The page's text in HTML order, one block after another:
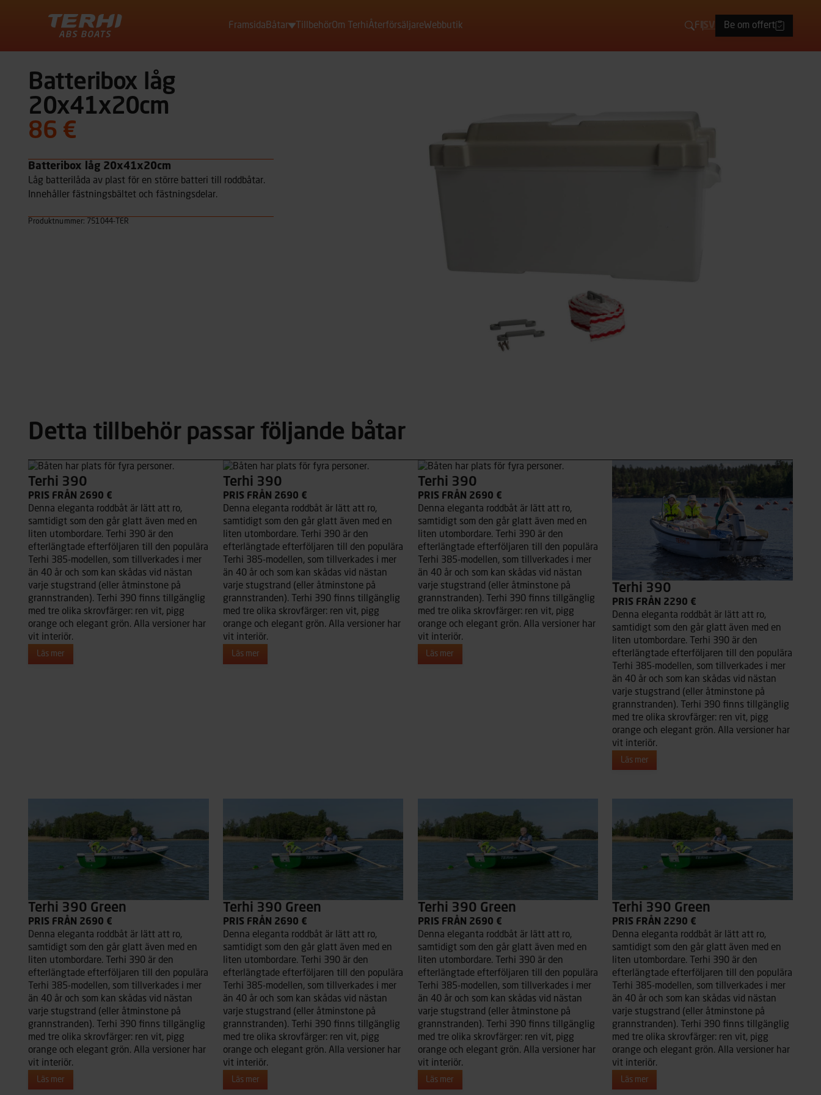
Framsida Båtar TillbehörOm TerhiÅterförsäljareWebbutik SökFI SV Be om offert
Batteribox låg
20x41x20cm
86 €
Batteribox låg 20x41x20cm
Låg batterilåda av plast för en större batteri till roddbåtar.
Innehåller fästningsbältet och fästningsdelar.
Produktnummer: 751044-TER
Detta tillbehör passar följande båtar
Terhi 390
PRIS FRÅN 2690 €
Denna eleganta roddbåt är lätt att ro,
samtidigt som den går glatt även med en
liten utombordare. Terhi 390 är den
efterlängtade efterföljaren till den populära
Terhi 385-modellen, som tillverkades i mer
än 40 år och som kan skådas vid nästan
varje stugstrand (eller åtminstone på
grannstranden). Terhi 390 finns tillgänglig
med tre olika skrovfärger: ren vit, pigg
orange och elegant grön. Alla versioner har
vit interiör.
Läs mer
Terhi 390
PRIS FRÅN 2690 €
Denna eleganta roddbåt är lätt att ro,
samtidigt som den går glatt även med en
liten utombordare. Terhi 390 är den
efterlängtade efterföljaren till den populära
Terhi 385-modellen, som tillverkades i mer
än 40 år och som kan skådas vid nästan
varje stugstrand (eller åtminstone på
grannstranden). Terhi 390 finns tillgänglig
med tre olika skrovfärger: ren vit, pigg
orange och elegant grön. Alla versioner har
vit interiör.
Läs mer
Terhi 390
PRIS FRÅN 2690 €
Denna eleganta roddbåt är lätt att ro,
samtidigt som den går glatt även med en
liten utombordare. Terhi 390 är den
efterlängtade efterföljaren till den populära
Terhi 385-modellen, som tillverkades i mer
än 40 år och som kan skådas vid nästan
varje stugstrand (eller åtminstone på
grannstranden). Terhi 390 finns tillgänglig
med tre olika skrovfärger: ren vit, pigg
orange och elegant grön. Alla versioner har
vit interiör.
Läs mer
Terhi 390
PRIS FRÅN 2290 €
Denna eleganta roddbåt är lätt att ro,
samtidigt som den går glatt även med en
liten utombordare. Terhi 390 är den
efterlängtade efterföljaren till den populära
Terhi 385-modellen, som tillverkades i mer
än 40 år och som kan skådas vid nästan
varje stugstrand (eller åtminstone på
grannstranden). Terhi 390 finns tillgänglig
med tre olika skrovfärger: ren vit, pigg
orange och elegant grön. Alla versioner har
vit interiör.
Läs mer
Terhi 390 Green
PRIS FRÅN 2690 €
Denna eleganta roddbåt är lätt att ro,
samtidigt som den går glatt även med en
liten utombordare. Terhi 390 är den
efterlängtade efterföljaren till den populära
Terhi 385-modellen, som tillverkades i mer
än 40 år och som kan skådas vid nästan
varje stugstrand (eller åtminstone på
grannstranden). Terhi 390 finns tillgänglig
med tre olika skrovfärger: ren vit, pigg
orange och elegant grön. Alla versioner har
vit interiör.
Läs mer
Terhi 390 Green
PRIS FRÅN 2690 €
Denna eleganta roddbåt är lätt att ro,
samtidigt som den går glatt även med en
liten utombordare. Terhi 390 är den
efterlängtade efterföljaren till den populära
Terhi 385-modellen, som tillverkades i mer
än 40 år och som kan skådas vid nästan
varje stugstrand (eller åtminstone på
grannstranden). Terhi 390 finns tillgänglig
med tre olika skrovfärger: ren vit, pigg
orange och elegant grön. Alla versioner har
vit interiör.
Läs mer
Terhi 390 Green
PRIS FRÅN 2690 €
Denna eleganta roddbåt är lätt att ro,
samtidigt som den går glatt även med en
liten utombordare. Terhi 390 är den
efterlängtade efterföljaren till den populära
Terhi 385-modellen, som tillverkades i mer
än 40 år och som kan skådas vid nästan
varje stugstrand (eller åtminstone på
grannstranden). Terhi 390 finns tillgänglig
med tre olika skrovfärger: ren vit, pigg
orange och elegant grön. Alla versioner har
vit interiör.
Läs mer
Terhi 390 Green
PRIS FRÅN 2290 €
Denna eleganta roddbåt är lätt att ro,
samtidigt som den går glatt även med en
liten utombordare. Terhi 390 är den
efterlängtade efterföljaren till den populära
Terhi 385-modellen, som tillverkades i mer
än 40 år och som kan skådas vid nästan
varje stugstrand (eller åtminstone på
grannstranden). Terhi 390 finns tillgänglig
med tre olika skrovfärger: ren vit, pigg
orange och elegant grön. Alla versioner har
vit interiör.
Läs mer